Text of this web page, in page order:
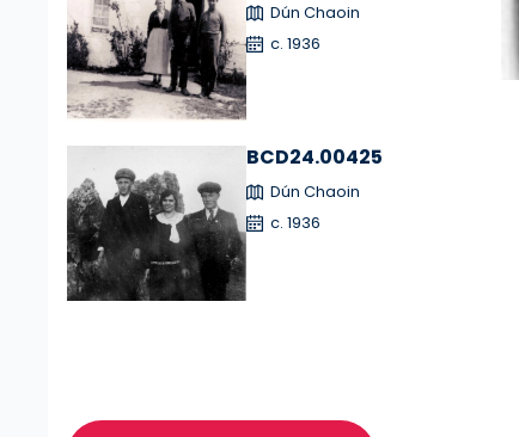
Dún Chaoin
c. 1936
BCD24.00425
Dún Chaoin
c. 1936